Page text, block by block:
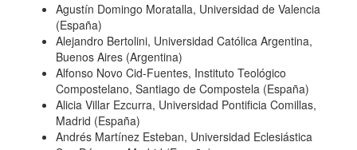
Agustín Domingo Moratalla, Universidad de Valencia
(España)
Alejandro Bertolini, Universidad Católica Argentina,
Buenos Aires (Argentina)
Alfonso Novo Cid-Fuentes, Instituto Teológico
Compostelano, Santiago de Compostela (España)
Alicia Villar Ezcurra, Universidad Pontificia Comillas,
Madrid (España)
Andrés Martínez Esteban, Universidad Eclesiástica